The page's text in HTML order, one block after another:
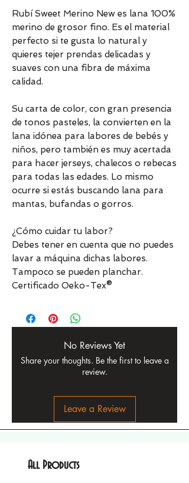
Rubí Sweet Merino New es lana 100%
merino de grosor fino. Es el material
perfecto si te gusta lo natural y
quieres tejer prendas delicadas y
suaves con una fibra de máxima
calidad.
Su carta de color, con gran presencia
de tonos pasteles, la convierten en la
lana idónea para labores de bebés y
niños, pero también es muy acertada
para hacer jerseys, chalecos o rebecas
para todas las edades. Lo mismo
ocurre si estás buscando lana para
mantas, bufandas o gorros.
¿Cómo cuidar tu labor?
Debes tener en cuenta que no puedes
lavar a máquina dichas labores.
Tampoco se pueden planchar.
Certificado Oeko-Tex®
No Reviews Yet
Share your thoughts. Be the first to leave a
review.
Leave a Review
All Products